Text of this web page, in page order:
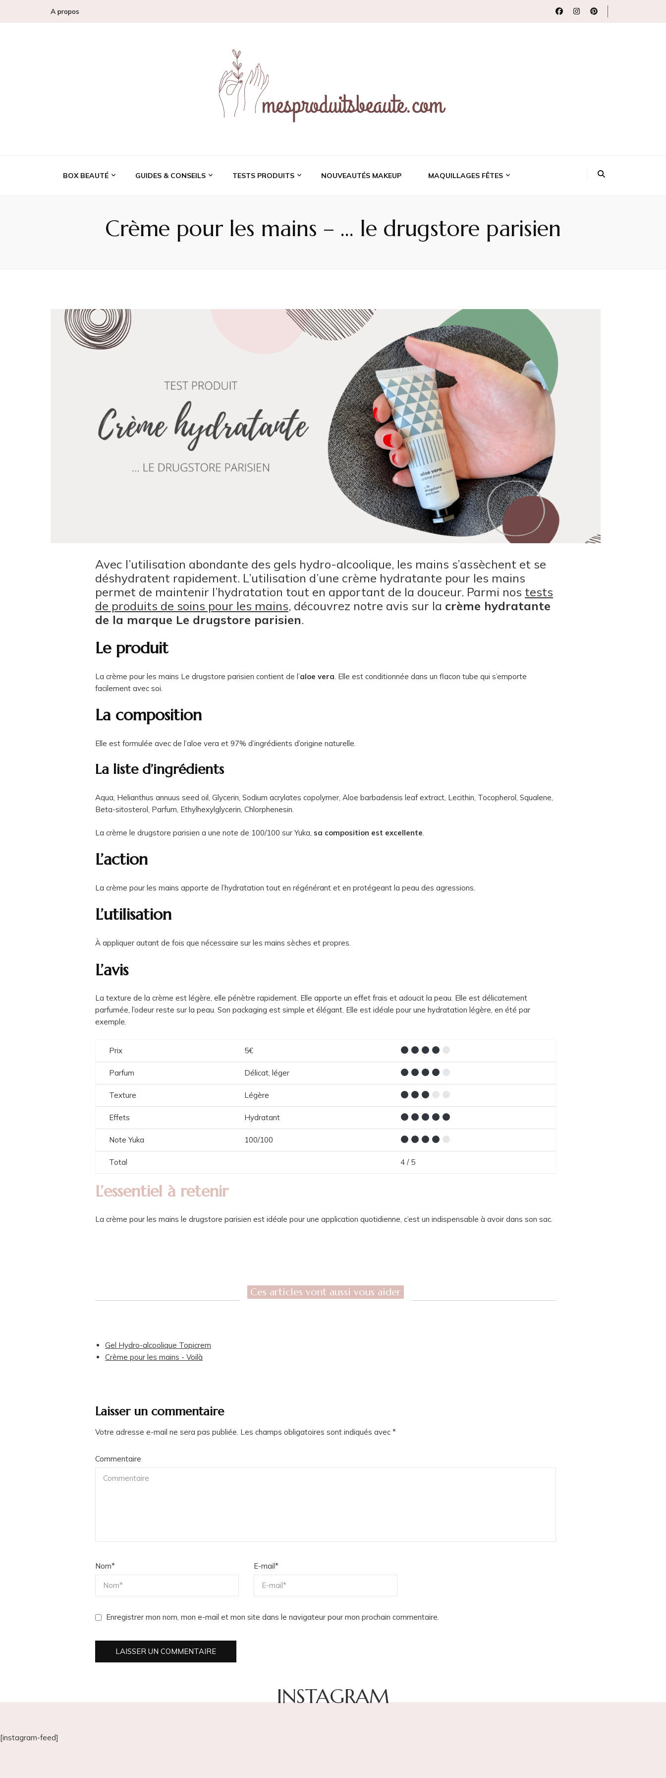
A propos
BOX BEAUTÉ GUIDES & CONSEILS TESTS PRODUITS NOUVEAUTÉS MAKEUP MAQUILLAGES FÊTES
Crème pour les mains – … le drugstore parisien
Avec l’utilisation abondante des gels hydro-alcoolique, les mains s’assèchent et se
déshydratent rapidement. L’utilisation d’une crème hydratante pour les mains
permet de maintenir l’hydratation tout en apportant de la douceur. Parmi nos tests
de produits de soins pour les mains, découvrez notre avis sur la crème hydratante
de la marque Le drugstore parisien.
Le produit
La crème pour les mains Le drugstore parisien contient de l’aloe vera. Elle est conditionnée dans un flacon tube qui s’emporte
facilement avec soi.
La composition
Elle est formulée avec de l’aloe vera et 97% d’ingrédients d’origine naturelle.
La liste d’ingrédients
Aqua, Helianthus annuus seed oil, Glycerin, Sodium acrylates copolymer, Aloe barbadensis leaf extract, Lecithin, Tocopherol, Squalene,
Beta-sitosterol, Parfum, Ethylhexylglycerin, Chlorphenesin.
La crème le drugstore parisien a une note de 100/100 sur Yuka, sa composition est excellente.
L’action
La crème pour les mains apporte de l’hydratation tout en régénérant et en protégeant la peau des agressions.
L’utilisation
À appliquer autant de fois que nécessaire sur les mains sèches et propres.
L’avis
La texture de la crème est légère, elle pénètre rapidement. Elle apporte un effet frais et adoucit la peau. Elle est délicatement
parfumée, l’odeur reste sur la peau. Son packaging est simple et élégant. Elle est idéale pour une hydratation légère, en été par
exemple.
Prix 5€
Parfum Délicat, léger
Texture Légère
Effets Hydratant
Note Yuka 100/100
Total 4 / 5
L’essentiel à retenir
La crème pour les mains le drugstore parisien est idéale pour une application quotidienne, c’est un indispensable à avoir dans son sac.
Ces articles vont aussi vous aider
Gel Hydro-alcoolique Topicrem
Crème pour les mains - Voilà
Laisser un commentaire
Votre adresse e-mail ne sera pas publiée. Les champs obligatoires sont indiqués avec *
Commentaire
Nom* E-mail*
Enregistrer mon nom, mon e-mail et mon site dans le navigateur pour mon prochain commentaire.
INSTAGRAM
[instagram-feed]